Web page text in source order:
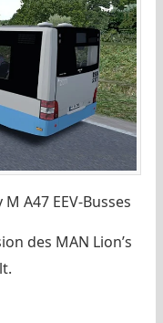
A47 EEV-Busses
des MAN Lion’s